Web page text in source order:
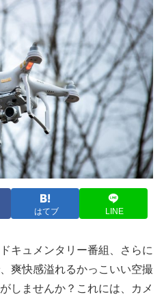
はてブ LINE
キュメンタリー番組、さらに
爽快感溢れるかっこいい空撮
しませんか？これには、カメ